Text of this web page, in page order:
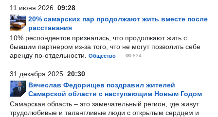
11 июня 2026 09:28
20% самарских пар продолжают жить вместе после
расставания
10% респондентов признались, что продолжают жить с
бывшим партнером из-за того, что не могут позволить себе
аренду по-отдельности.
Общество 834
31 декабря 2025 20:30
Вячеслав Федорищев поздравил жителей
Самарской области с наступающим Новым Годом
Самарская область – это замечательный регион, где живут
трудолюбивые и талантливые люди с открытым сердцем и